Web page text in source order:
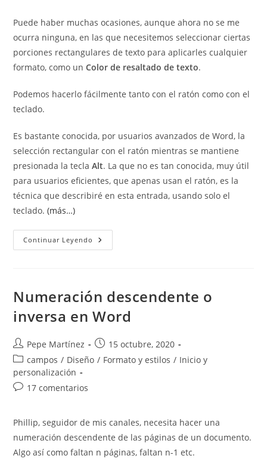
entrada:
Puede haber muchas ocasiones, aunque ahora no se me
ocurra ninguna, en las que necesitemos seleccionar ciertas
porciones rectangulares de texto para aplicarles cualquier
formato, como unColor de resaltado de texto.
Podemos hacerlo fácilmente tanto con el ratón como con el
teclado.
Es bastante conocida, por usuarios avanzados de Word, la
selección rectangular con el ratón mientras se mantiene
presionada la teclaAlt. La que no es tan conocida, muy útil
para usuarios eficientes, que apenas usan el ratón, es la
técnica que describiré en esta entrada, usando solo el
teclado.(más…)
Continuar Leyendo Seleccionar
Con
Texto
En
Numeración descendente o
inversa en Word
Autor
de
la
entrada:
Pepe Martínez
Publicación
de
15 octubre, 2020
Categoría
de
la
campos / Diseño / Formato y estilos / Inicio y
personalización
Comentarios
entrada:
17 comentarios
Phillip, seguidor de mis canales, necesita hacer una
numeración descendente de las páginas de un documento.
Algo así como faltan n páginas, faltan n-1 etc.